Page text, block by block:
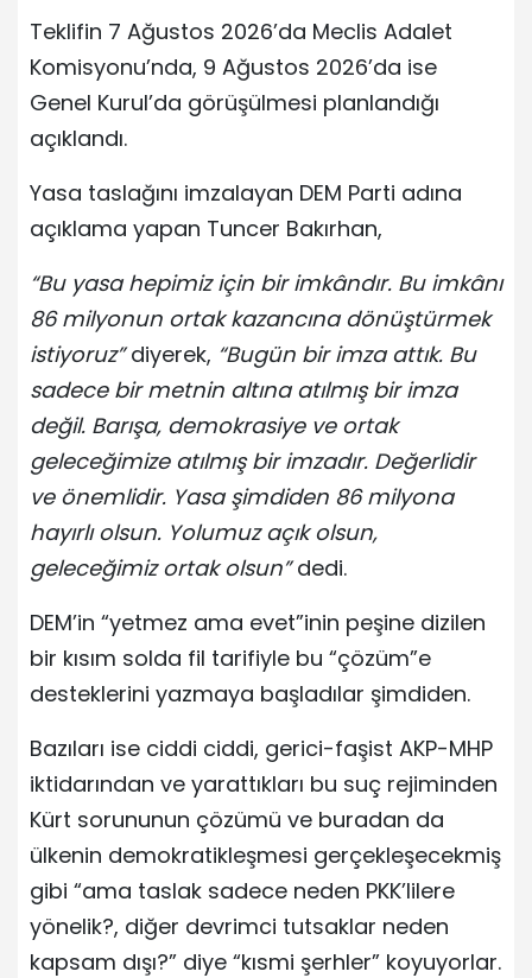
Teklifin 7 Ağustos 2026’da Meclis Adalet
Komisyonu’nda, 9 Ağustos 2026’da ise
Genel Kurul’da görüşülmesi planlandığı
açıklandı.
Yasa taslağını imzalayan DEM Parti adına
açıklama yapan Tuncer Bakırhan,
“Bu yasa hepimiz için bir imkândır. Bu imkânı
86 milyonun ortak kazancına dönüştürmek
istiyoruz”diyerek, “Bugün bir imza attık. Bu
sadece bir metnin altına atılmış bir imza
değil. Barışa, demokrasiye ve ortak
geleceğimize atılmış bir imzadır. Değerlidir
ve önemlidir. Yasa şimdiden 86 milyona
hayırlı olsun. Yolumuz açık olsun,
geleceğimiz ortak olsun”dedi.
DEM’in “yetmez ama evet”inin peşine dizilen
bir kısım solda fil tarifiyle bu “çözüm”e
desteklerini yazmaya başladılar şimdiden.
Bazıları ise ciddi ciddi, gerici-faşist AKP-MHP
iktidarından ve yarattıkları bu suç rejiminden
Kürt sorununun çözümü ve buradan da
ülkenin demokratikleşmesi gerçekleşecekmiş
gibi “ama taslak sadece neden PKK’lilere
yönelik?, diğer devrimci tutsaklar neden
kapsam dışı?” diye “kısmi şerhler” koyuyorlar.